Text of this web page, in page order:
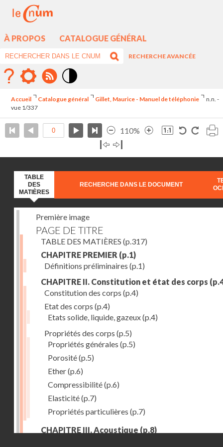
À PROPOS CATALOGUE GÉNÉRAL
RECHERCHE AVANCÉE
élévé
Accueil Catalogue général Gillet, Maurice - Manuel de téléphonie
n.n. -
vue 1/337
110%
TABLE
DES
MATIÈRES
RECHERCHE DANS LE DOCUMENT
Première image
PAGE DE TITRE
TABLE DES MATIÈRES (p.317)
CHAPITRE PREMIER (p.1)
Définitions préliminaires (p.1)
CHAPITRE II. Constitution et état des corps
Constitution des corps (p.4)
Etat des corps (p.4)
Etats solide, liquide, gazeux(p.4)
Propriétés des corps (p.5)
Propriétés générales (p.5)
Porosité(p.5)
Ether(p.6)
Compressibilité(p.6)
Elasticité(p.7)
Propriétés particulières (p.7)
CHAPITRE III. Acoustique (p.8)